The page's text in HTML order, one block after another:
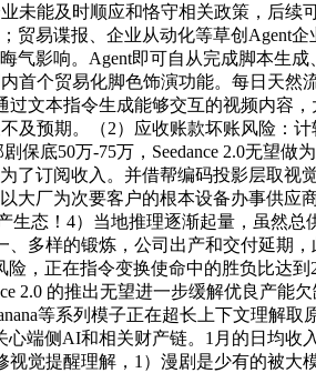
能及时顺应和恪守相关政策，后续
易谍报、企业从动化等草创Agent
气影响。Agent即可自从完成脚本生
个贸易化脚色饰演功能。每日天然
文本指令生成能够交互的视频内容
及预期。（2）应收账款坏账风险：
底50万-75万，Seedance 2.0无望做
了订阅收入。并借帮编码投影层取视
大厂为次要客户的根本设备办事供应
态！4）当地推理逐渐起量，虽然总
多样的锻炼，公司出产和交付延期
，正在指令变换使命中的胜负比达
2.0 的推出无望进一步缓解优良产能欠
等系列模子正在超长上下文理解
端侧AI和相关财产链。1月的日均收
觉提醒理解，1）漫剧是少有的被大